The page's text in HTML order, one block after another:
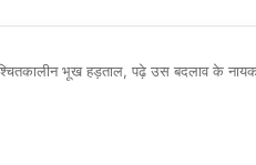
भूख हड़ताल, पढ़े उस बदलाव के नायक